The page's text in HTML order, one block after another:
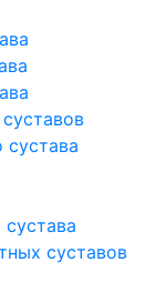
сустава
суставов